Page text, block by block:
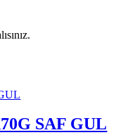
SAF GUL